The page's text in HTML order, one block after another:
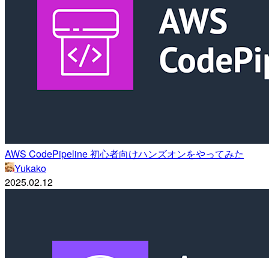
AWS CodePipeline 初心者向けハンズオンをやってみた
Yukako
2025.02.12